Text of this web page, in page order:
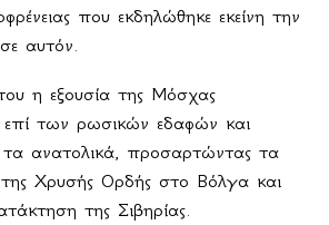
που εκδηλώθηκε εκείνη την
αυτόν.
η εξουσία της Μόσχας
επί των ρωσικών εδαφών και
τα ανατολικά, προσαρτώντας τα
Χρυσής Ορδής στο Βόλγα και
της Σιβηρίας.